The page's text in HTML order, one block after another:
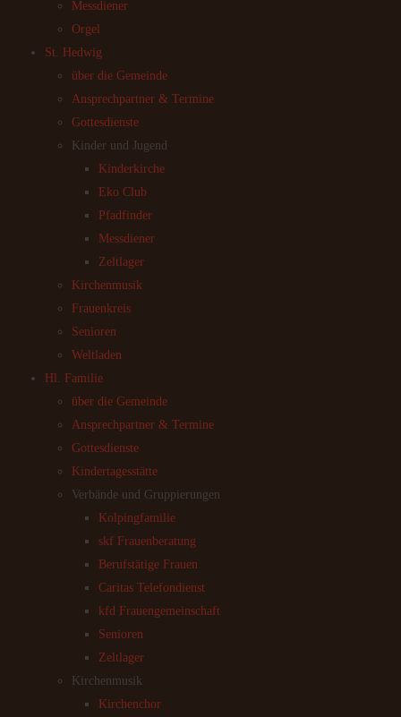
Messdiener
Orgel
St. Hedwig
über die Gemeinde
Ansprechpartner & Termine
Gottesdienste
Kinder und Jugend
Kinderkirche
Eko Club
Pfadfinder
Messdiener
Zeltlager
Kirchenmusik
Frauenkreis
Senioren
Weltladen
Hl. Familie
über die Gemeinde
Ansprechpartner & Termine
Gottesdienste
Kindertagesstätte
Verbände und Gruppierungen
Kolpingfamilie
skf Frauenberatung
Berufstätige Frauen
Caritas Telefondienst
kfd Frauengemeinschaft
Senioren
Zeltlager
Kirchenmusik
Kirchenchor